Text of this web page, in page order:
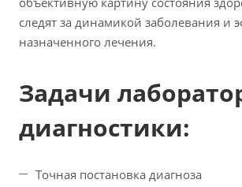
следят за динамикой заболевания и
назначенного лечения.
Задачи
диагностики:
Точная постановка диагноза